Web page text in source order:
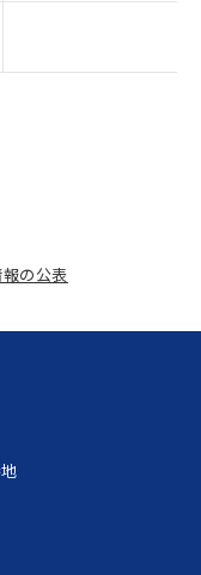
の公表